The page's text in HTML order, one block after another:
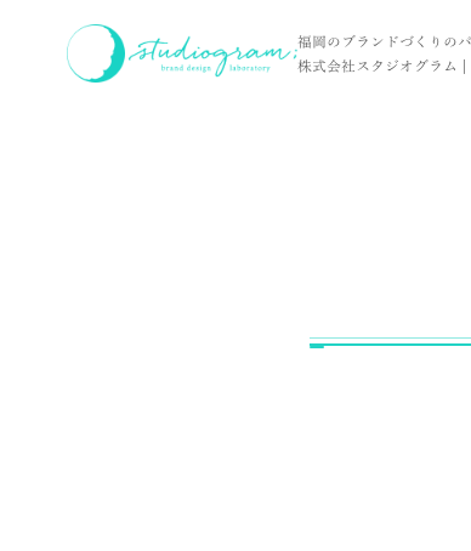
福岡のブランドづくりの
株式会社スタジオグラム
ホーム